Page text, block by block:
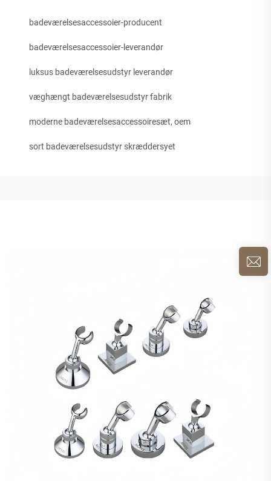
badeværelsesaccessoier-producent
badeværelsesaccessoier-leverandør
luksus badeværelsesudstyr leverandør
væghængt badeværelsesudstyr fabrik
moderne badeværelsesaccessoiresæt, oem
sort badeværelsesudstyr skræddersyet